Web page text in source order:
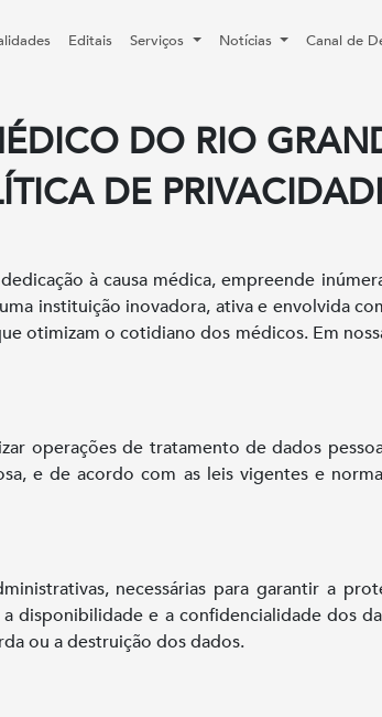
Editais Serviços Notícias Canal de
DO RIO
DE
à causa médica, empreende
instituição inovadora, ativa e envolvida
otimizam o cotidiano dos médicos. Em
operações de tratamento de dados
e de acordo com as leis vigentes e
necessárias para garantir a
disponibilidade e a confidencialidade dos
ou a destruição dos dados.